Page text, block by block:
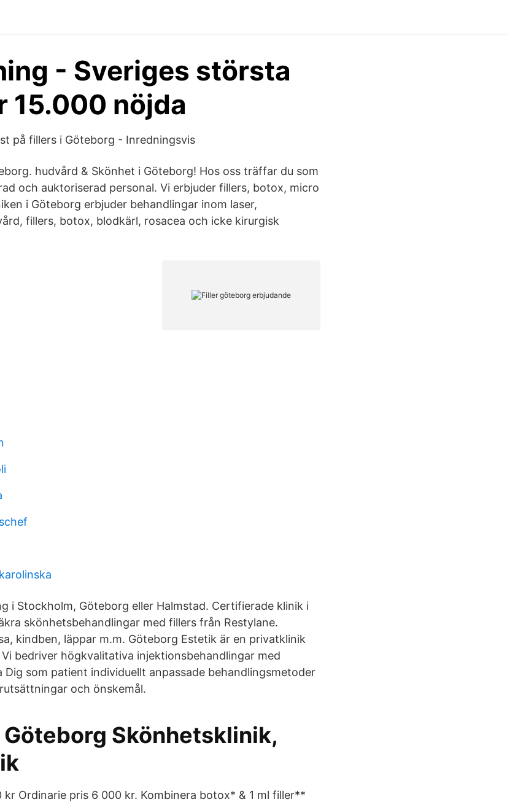
- Sveriges största
15.000 nöjda
på fillers i Göteborg - Inredningsvis
hudvård & Skönhet i Göteborg! Hos oss träffar du som
och auktoriserad personal. Vi erbjuder fillers, botox, micro
i Göteborg erbjuder behandlingar inom laser,
fillers, botox, blodkärl, rosacea och icke kirurgisk
i Stockholm, Göteborg eller Halmstad. Certifierade klinik i
skönhetsbehandlingar med fillers från Restylane.
kindben, läppar m.m. Göteborg Estetik är en privatklinik
bedriver högkvalitativa injektionsbehandlingar med
som patient individuellt anpassade behandlingsmetoder
och önskemål.
Skönhetsklinik,
Ordinarie pris 6 000 kr. Kombinera botox* & 1 ml filler**